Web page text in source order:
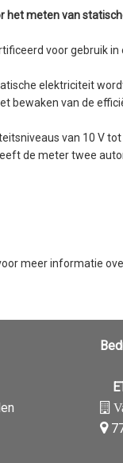
het meten van
voor gebruik
elektriciteit
bewaken van de
van 10 V
de meter twee
meer informatie